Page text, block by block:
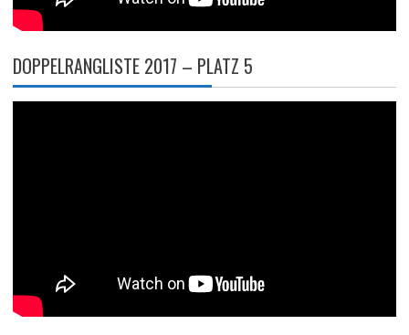
DOPPELRANGLISTE 2017 – PLATZ 5